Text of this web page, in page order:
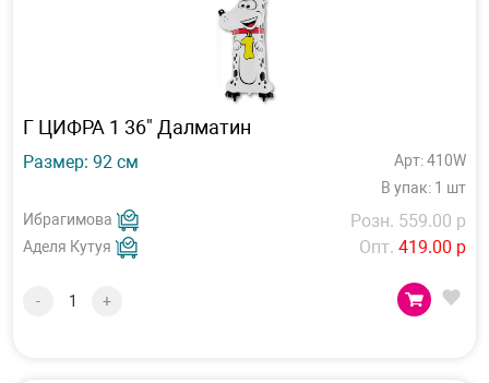
Г ЦИФРА 1 36" Далматин
Размер: 92 см
Арт: 410W
В упак: 1 шт
Ибрагимова
Аделя Кутуя
Розн. 559.00 р
Опт. 419.00 р
- +